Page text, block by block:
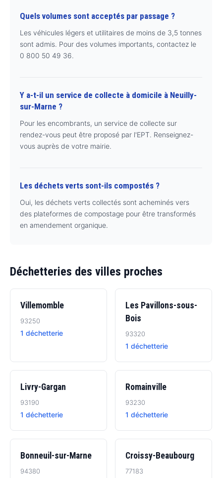
Quels volumes sont acceptés par passage ?
Les véhicules légers et utilitaires de moins de 3,5 tonnes
sont admis. Pour des volumes importants, contactez le
0 800 50 49 36.
Y a-t-il un service de collecte à domicile à Neuilly-
sur-Marne ?
Pour les encombrants, un service de collecte sur
rendez-vous peut être proposé par l'EPT. Renseignez-
vous auprès de votre mairie.
Les déchets verts sont-ils compostés ?
Oui, les déchets verts collectés sont acheminés vers
des plateformes de compostage pour être transformés
en amendement organique.
Déchetteries des villes proches
Villemomble
93250
1 déchetterie
Les Pavillons-sous-
Bois
93320
1 déchetterie
Livry-Gargan
93190
1 déchetterie
Romainville
93230
1 déchetterie
Bonneuil-sur-Marne
94380
Croissy-Beaubourg
77183